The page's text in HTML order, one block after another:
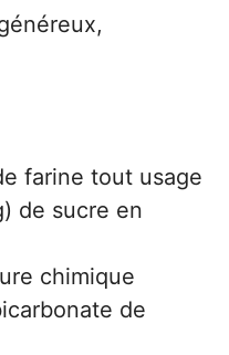
farine tout usage
de sucre en
chimique
de